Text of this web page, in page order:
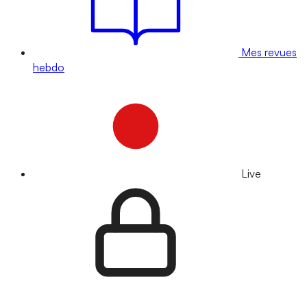
Mes revues
hebdo
Live